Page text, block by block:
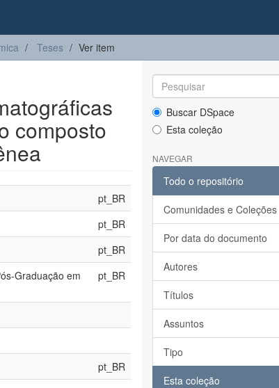
Teses Ver item
composto
pt_BR
pt_BR
pt_BR
Graduação em
pt_BR
pt_BR
Buscar DSpace
Esta coleção
NAVEGAR
Todo o repositório
Comunidades e Coleções
Por data do documento
Autores
Títulos
Assuntos
Tipo
Esta coleção